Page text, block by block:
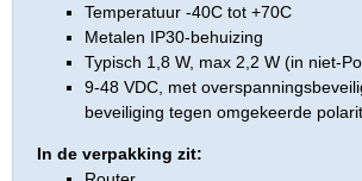
Temperatuur -40C tot +70C
Metalen IP30-behuizing
Typisch 1,8 W, max 2,2 W (in niet-
9-48 VDC, met
beveiliging tegen omgekeerde
In de verpakking zit: